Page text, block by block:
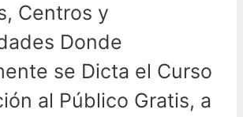
Centros y
Donde
se Dicta el Curso
al Público Gratis, a